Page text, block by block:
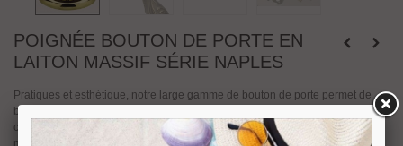
POIGNÉE BOUTON DE PORTE EN
LAITON MASSIF SÉRIE NAPLES
Pratiques et esthétique, notre large gamme de bouton de porte permet de
bien accorder ses poignées de portes au style de son habitat. Faîtes le bon
choix parmi notre sél
ection de boutons styles ou contemporains pour un esprit
moderne et élégant.
Bouton de tiragesérie Naples 1340A pour porte en bois,